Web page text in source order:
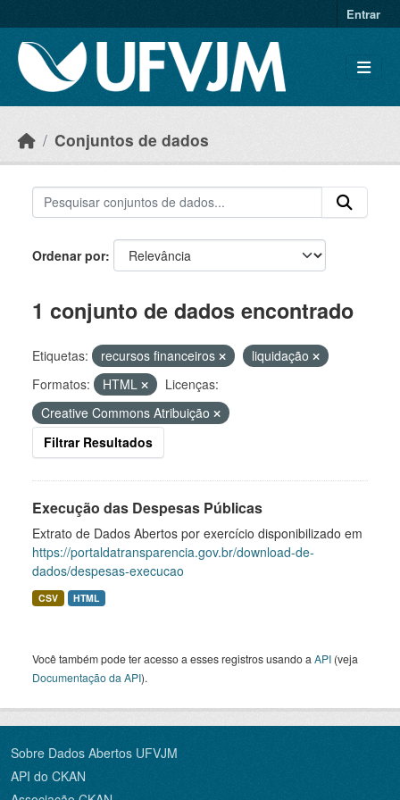
Entrar
Conjuntos de dados
Ordenar por
1 conjunto de dados encontrado
Etiquetas: recursos financeiros
liquidação
Formatos:
HTML
Licenças:
Creative Commons Atribuição
Filtrar Resultados
Execução das Despesas Públicas
Extrato de Dados Abertos por exercício disponibilizado em
https://portaldatransparencia.gov.br/download-de-
dados/despesas-execucao
CSV HTML
Você também pode ter acesso a esses registros usando a API (veja
Documentação da API).
Sobre Dados Abertos UFVJM
API do CKAN